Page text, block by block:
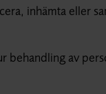
inhämta eller
behandling av